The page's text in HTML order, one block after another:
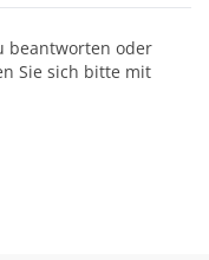
beantworten oder
Sie sich bitte mit